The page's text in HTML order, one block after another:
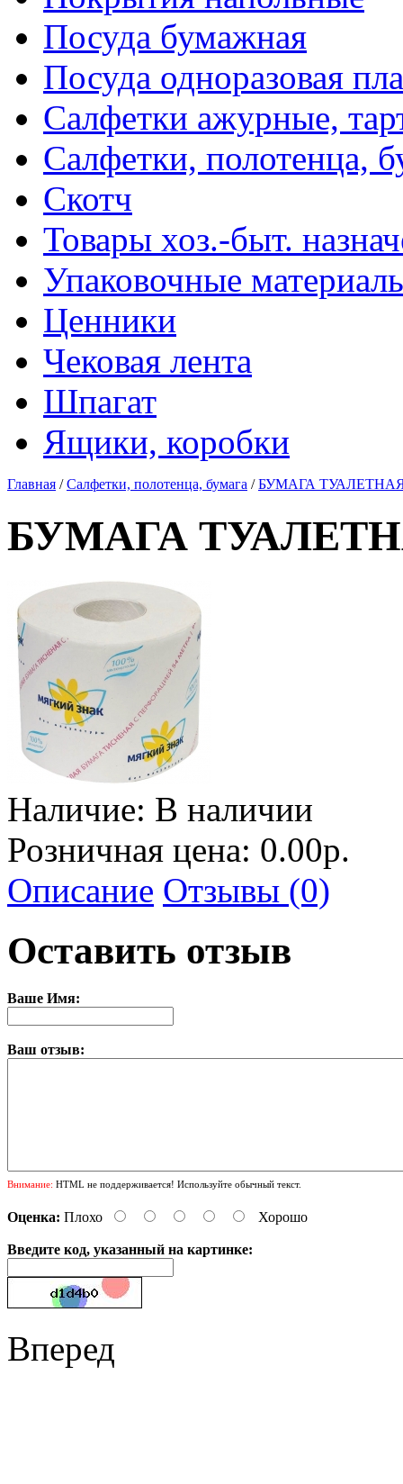
Посуда бумажная
Посуда одноразовая
Салфетки ажурные,
Салфетки, полотенца,
Скотч
Товары хоз.-быт.
Упаковочные
Ценники
Чековая лента
Шпагат
Ящики, коробки
Главная /Салфетки, полотенца, бумага /БУМАГА ТУАЛЕТНАЯ
БУМАГА
Наличие: В наличии
Розничная цена: 0.00р.
Описание Отзывы (0)
Оставить отзыв
Ваше Имя:
Ваш отзыв:
Внимание: HTML не поддерживается! Используйте обычный текст.
Оценка: Плохо Хорошо
Введите код, указанный на картинке:
Вперед